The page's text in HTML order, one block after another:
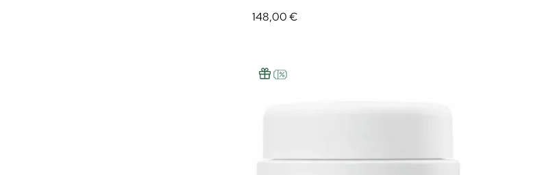
148,00 €